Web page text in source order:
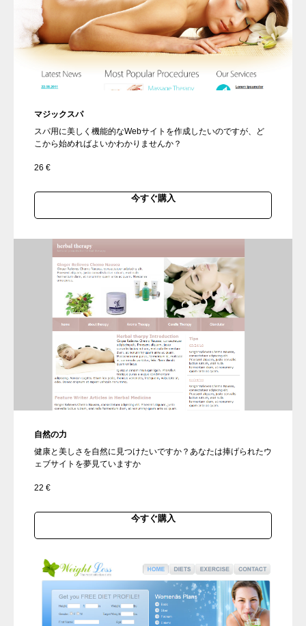
マジックスパ
スパ用に美しく機能的なWebサイトを作成したいのですが、ど
こから始めればよいかわかりませんか？
26 €
今すぐ購入
自然の力
健康と美しさを自然に見つけたいですか？あなたは捧げられたウ
ェブサイトを夢見ていますか
22 €
今すぐ購入